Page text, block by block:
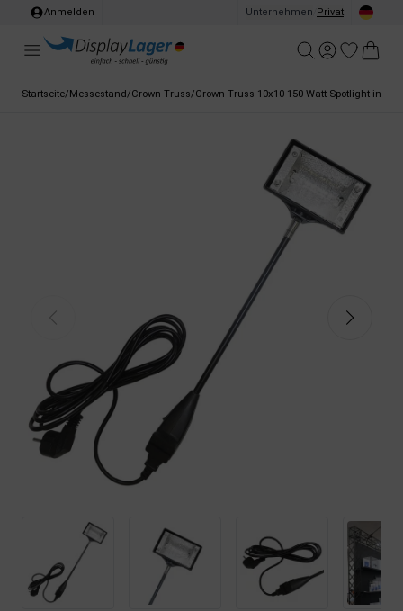
Anmelden Unternehmen Privat
Startseite/Messestand/Crown Truss/Crown Truss 10x10 150 Watt Spotlight inkl.